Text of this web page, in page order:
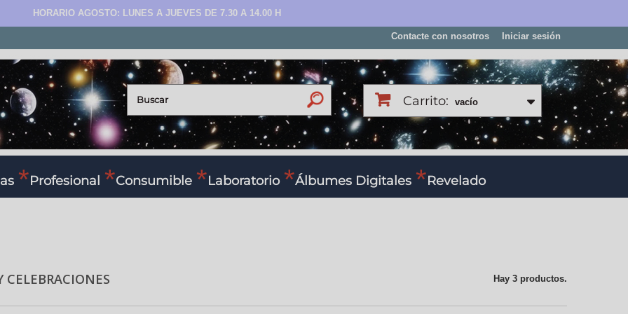
HORARIO AGOSTO: LUNES A JUEVES DE 7.30 A 14.00 H
Iniciar sesión
Contacte con nosotros
Carrito: vacío
Profesional Consumible Laboratorio Álbumes Digitales Revelado
CELEBRACIONES Hay 3 productos.